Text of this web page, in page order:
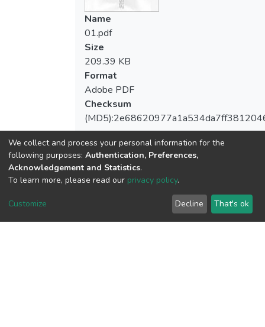
Name
01.pdf
Size
209.39 KB
Format
Adobe PDF
Checksum
View metrics
1
Acquisition Date
We collect and process your personal information for the
following purposes: Authentication, Preferences,
Acknowledgement and Statistics.
To learn more, please read our privacy policy.
Customize Decline That's ok